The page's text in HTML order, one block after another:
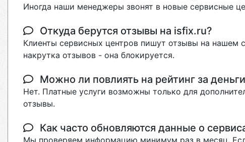
Иногда наши менеджеры звонят в новые сервисные
Откуда берутся отзывы на isfix.ru?
Клиенты сервисных центров пишут отзывы на нашем
накрутка отзывов - она блокируется.
Можно ли повлиять на рейтинг за
Нет. Платные услуги возможны только для
отзывы.
Как часто обновляются данные о
Мы проверяем информацию минимум раз в месяц.